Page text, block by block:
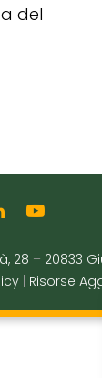
del
28 – 20833
Risorse